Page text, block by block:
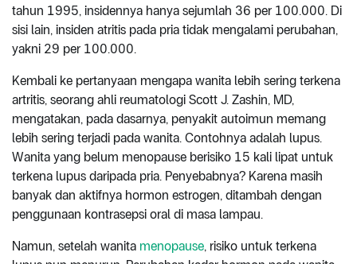
tahun 1995, insidennya hanya sejumlah 36 per 100.000. Di
sisi lain, insiden atritis pada pria tidak mengalami perubahan,
yakni 29 per 100.000.
Kembali ke pertanyaan mengapa wanita lebih sering terkena
artritis, seorang ahli reumatologi Scott J. Zashin, MD,
mengatakan, pada dasarnya, penyakit autoimun memang
lebih sering terjadi pada wanita. Contohnya adalah lupus.
Wanita yang belum menopause berisiko 15 kali lipat untuk
terkena lupus daripada pria. Penyebabnya? Karena masih
banyak dan aktifnya hormon estrogen, ditambah dengan
penggunaan kontrasepsi oral di masa lampau.
Namun, setelah wanita menopause, risiko untuk terkena